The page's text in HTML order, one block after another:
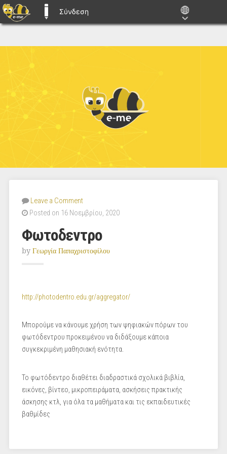
E-ME BLOGS
Σύνδεση
Leave a Comment
Posted on 16 Νοεμβρίου, 2020
Φωτοδεντρο
by Γεωργία Παπαχριστοφίλου
http://photodentro.edu.gr/aggregator/
Μπορούμε να κάνουμε χρήση των ψηφιακών πόρων του
φωτόδεντρου προκειμένου να διδάξουμε κάποια
συγκεκριμένη μαθησιακή ενότητα.
Το φωτόδεντρο διαθέτει διαδραστικά σχολικά βιβλία,
εικόνες, βίντεο, μικροπειράματα, ασκήσεις πρακτικής
άσκησης κτλ, για όλα τα μαθήματα και τις εκπαιδευτικές
βαθμίδες